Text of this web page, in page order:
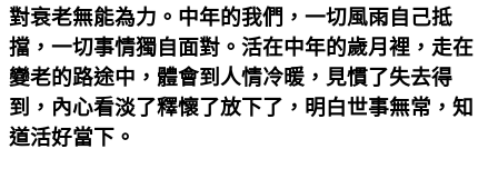
對衰老無能為力。中年的我們，一切風雨自己抵
擋，一切事情獨自面對。活在中年的歲月裡，走在
變老的路途中，體會到人情冷暖，見慣了失去得
到，內心看淡了釋懷了放下了，明白世事無常，知
道活好當下。